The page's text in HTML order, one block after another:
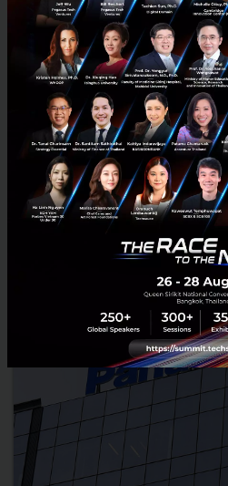
จีนเตรียมรับมือผลพวงยุค EV กับ ‘
ประเทศ เร่งสร้างระบบ ‘Closed
ใหม่
จีนก้าวขึ้นเป็นผู้นำตลาดรถ EV โลก แต่คว
เบื้องหลัง เมื่อซากแบตเตอรี่รถไฟฟ้านับ
ไม่พร้อม...
ธันวาคม 19, 2025| By Techsauce Team
Sustainable Focus ev china recycle